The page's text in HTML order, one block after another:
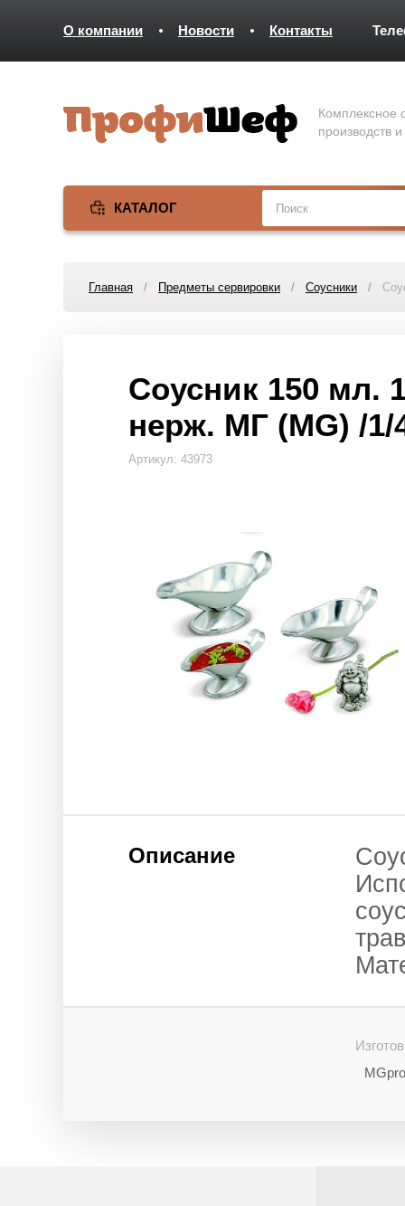
О компании Новости Контакты
Комплексное
производств
КАТАЛОГ
Главная / Предметы сервировки / Соусники /
Соусник 150 мл.
нерж. МГ (MG) /1/
Артикул: 43973
Описание